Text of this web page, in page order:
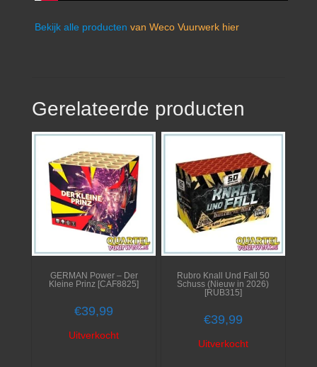
Bekijk alle producten van Weco Vuurwerk hier
Gerelateerde producten
GERMAN Power – Der
Kleine Prinz [CAF8825]
€39,99
Uitverkocht
Rubro Knall Und Fall 50
Schuss (Nieuw in 2026)
[RUB315]
€39,99
Uitverkocht